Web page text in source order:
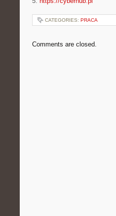
CATEGORIES: PRACA
Comments are closed.